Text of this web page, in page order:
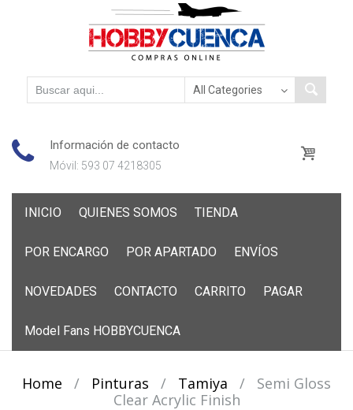
Información de contacto
Móvil: 593 07 4218305
INICIO QUIENES SOMOS TIENDA
POR ENCARGO POR APARTADO ENVÍOS
NOVEDADES CONTACTO CARRITO PAGAR
Model Fans HOBBYCUENCA
Home / Pinturas / Tamiya /
Semi Gloss
Clear Acrylic Finish